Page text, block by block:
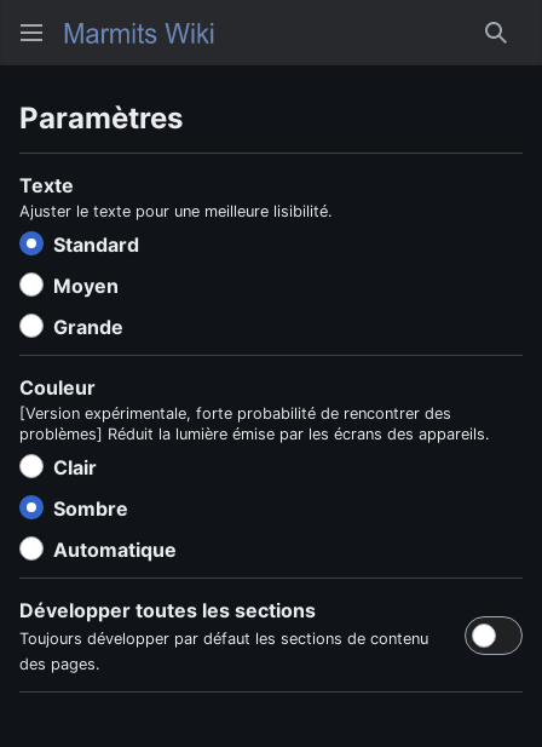
Paramètres
Texte
Ajuster le texte pour une meilleure lisibilité.
Standard
Moyen
Grande
Couleur
[Version expérimentale, forte probabilité de rencontrer des
problèmes] Réduit la lumière émise par les écrans des appareils.
Clair
Sombre
Automatique
Développer toutes les sections
Toujours développer par défaut les sections de contenu
des pages.